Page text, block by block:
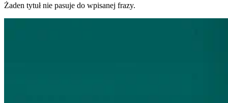
Żaden tytuł nie pasuje do wpisanej frazy.